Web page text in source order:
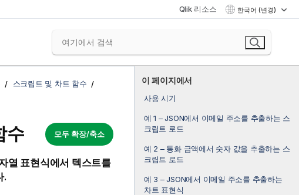
Qlik 리소스 한국어 (변경)
이 페이지에서
사용 시기
예 1 – JSON에서 이메일 주소를 추출하는 스
크립트 로드
예 2 – 통화 금액에서 숫자 값을 추출하는 스
크립트 로드
예 3 – JSON에서 이메일 주소를 추출하는
차트 표현식
스크립트 및 차트 함수
모두 확장/축소
수
열 표현식에서 텍스트를
.